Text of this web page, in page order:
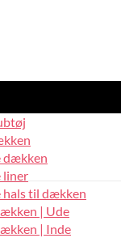
dækken
liner
hals til dækken
| Ude
| Inde